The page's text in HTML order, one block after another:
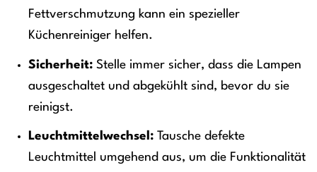
Fettverschmutzung kann ein spezieller
Küchenreiniger helfen.
Sicherheit:Stelle immer sicher, dass die Lampen
ausgeschaltet und abgekühlt sind, bevor du sie
reinigst.
Leuchtmittelwechsel:Tausche defekte
Leuchtmittel umgehend aus, um die Funktionalität